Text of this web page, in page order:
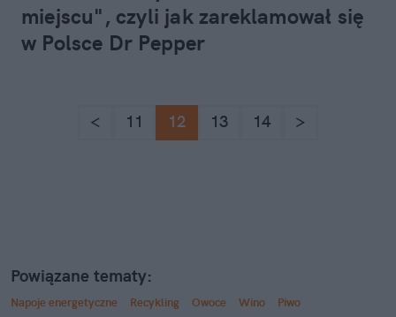
miejscu", czyli jak zareklamował się
w Polsce Dr Pepper
< 11 12 13 14 >
Powiązane tematy:
Napoje energetyczne Recykling Owoce Wino Piwo